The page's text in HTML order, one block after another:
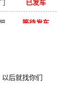
已发车
等待发车
后就找你们